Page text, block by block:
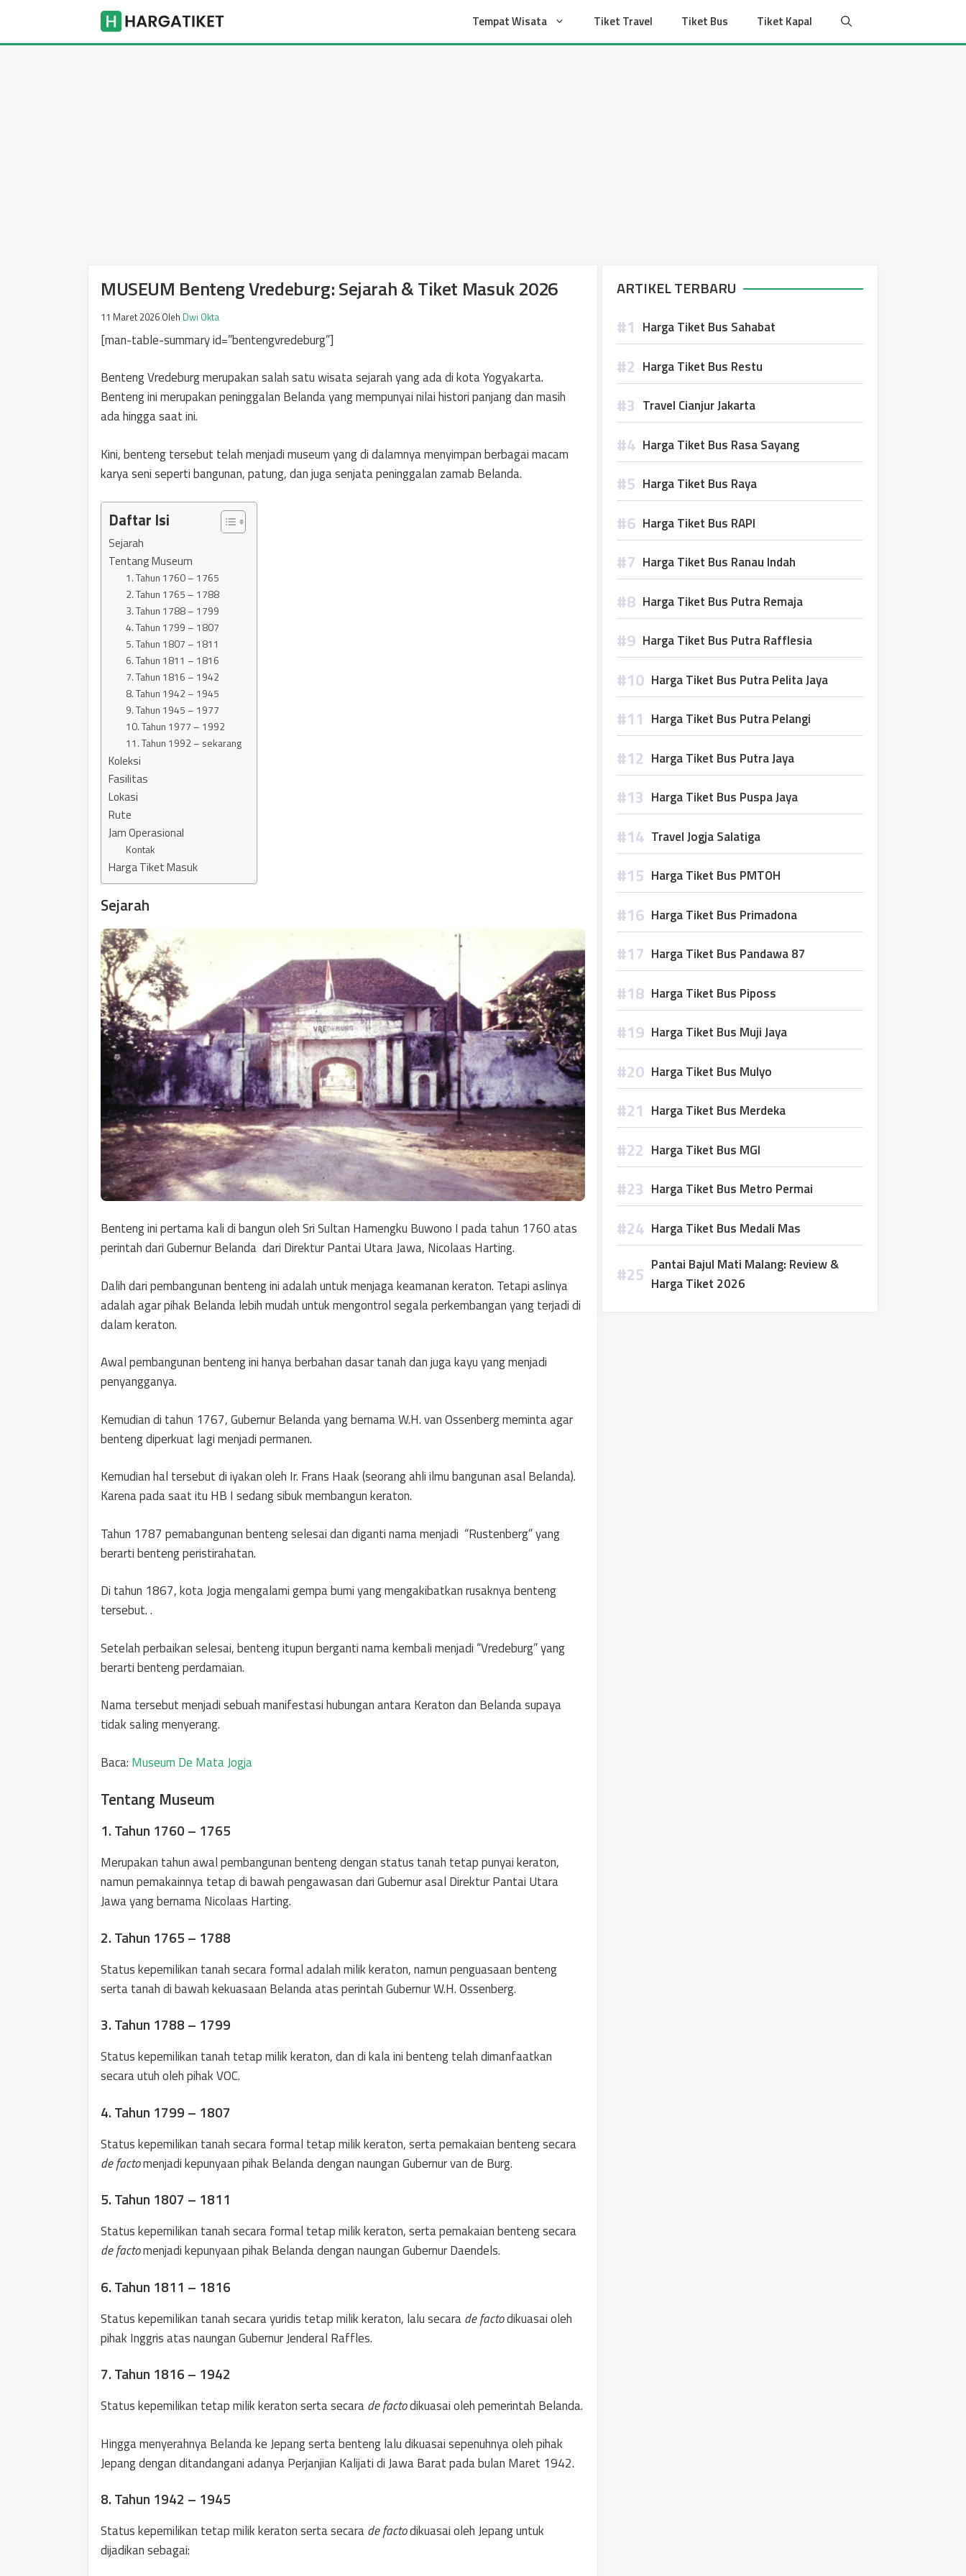
isi
Tempat Wisata Tiket Travel Tiket Bus Tiket Kapal
MUSEUM Benteng Vredeburg: Sejarah & Tiket Masuk 2026
11 Maret 2026 Oleh Dwi Okta
[man-table-summary id=”bentengvredeburg”]
Benteng Vredeburg merupakan salah satu wisata sejarah yang ada di kota Yogyakarta.
Benteng ini merupakan peninggalan Belanda yang mempunyai nilai histori panjang dan masih
ada hingga saat ini.
Kini, benteng tersebut telah menjadi museum yang di dalamnya menyimpan berbagai macam
karya seni seperti bangunan, patung, dan juga senjata peninggalan zamab Belanda.
Daftar Isi
Sejarah
Tentang Museum
1. Tahun 1760 – 1765
2. Tahun 1765 – 1788
3. Tahun 1788 – 1799
4. Tahun 1799 – 1807
5. Tahun 1807 – 1811
6. Tahun 1811 – 1816
7. Tahun 1816 – 1942
8. Tahun 1942 – 1945
9. Tahun 1945 – 1977
10. Tahun 1977 – 1992
11. Tahun 1992 – sekarang
Koleksi
Fasilitas
Lokasi
Rute
Jam Operasional
Kontak
Harga Tiket Masuk
Sejarah
Benteng ini pertama kali di bangun oleh Sri Sultan Hamengku Buwono I pada tahun 1760 atas
perintah dari Gubernur Belanda dari Direktur Pantai Utara Jawa, Nicolaas Harting.
Dalih dari pembangunan benteng ini adalah untuk menjaga keamanan keraton. Tetapi aslinya
adalah agar pihak Belanda lebih mudah untuk mengontrol segala perkembangan yang terjadi di
dalam keraton.
Awal pembangunan benteng ini hanya berbahan dasar tanah dan juga kayu yang menjadi
penyangganya.
Kemudian di tahun 1767, Gubernur Belanda yang bernama W.H. van Ossenberg meminta agar
benteng diperkuat lagi menjadi permanen.
Kemudian hal tersebut di iyakan oleh Ir. Frans Haak (seorang ahli ilmu bangunan asal Belanda).
Karena pada saat itu HB I sedang sibuk membangun keraton.
Tahun 1787 pemabangunan benteng selesai dan diganti nama menjadi “Rustenberg” yang
berarti benteng peristirahatan.
Di tahun 1867, kota Jogja mengalami gempa bumi yang mengakibatkan rusaknya benteng
tersebut. .
Setelah perbaikan selesai, benteng itupun berganti nama kembali menjadi “Vredeburg” yang
berarti benteng perdamaian.
Nama tersebut menjadi sebuah manifestasi hubungan antara Keraton dan Belanda supaya
tidak saling menyerang.
Baca: Museum De Mata Jogja
Tentang Museum
1. Tahun 1760 – 1765
Merupakan tahun awal pembangunan benteng dengan status tanah tetap punyai keraton,
namun pemakainnya tetap di bawah pengawasan dari Gubernur asal Direktur Pantai Utara
Jawa yang bernama Nicolaas Harting.
2. Tahun 1765 – 1788
Status kepemilikan tanah secara formal adalah milik keraton, namun penguasaan benteng
serta tanah di bawah kekuasaan Belanda atas perintah Gubernur W.H. Ossenberg.
3. Tahun 1788 – 1799
Status kepemilikan tanah tetap milik keraton, dan di kala ini benteng telah dimanfaatkan
secara utuh oleh pihak VOC.
4. Tahun 1799 – 1807
Status kepemilikan tanah secara formal tetap milik keraton, serta pemakaian benteng secara
de factomenjadi kepunyaan pihak Belanda dengan naungan Gubernur van de Burg.
5. Tahun 1807 – 1811
Status kepemilikan tanah secara formal tetap milik keraton, serta pemakaian benteng secara
de factomenjadi kepunyaan pihak Belanda dengan naungan Gubernur Daendels.
6. Tahun 1811 – 1816
Status kepemilikan tanah secara yuridis tetap milik keraton, lalu secarade factodikuasai oleh
pihak Inggris atas naungan Gubernur Jenderal Raffles.
7. Tahun 1816 – 1942
Status kepemilikan tetap milik keraton serta secarade factodikuasai oleh pemerintah Belanda.
Hingga menyerahnya Belanda ke Jepang serta benteng lalu dikuasai sepenuhnya oleh pihak
Jepang dengan ditandangani adanya Perjanjian Kalijati di Jawa Barat pada bulan Maret 1942.
8. Tahun 1942 – 1945
Status kepemilikan tetap milik keraton serta secarade factodikuasai oleh Jepang untuk
dijadikan sebagai:
ARTIKEL TERBARU
Harga Tiket Bus Sahabat
Harga Tiket Bus Restu
Travel Cianjur Jakarta
Harga Tiket Bus Rasa Sayang
Harga Tiket Bus Raya
Harga Tiket Bus RAPI
Harga Tiket Bus Ranau Indah
Harga Tiket Bus Putra Remaja
Harga Tiket Bus Putra Rafflesia
Harga Tiket Bus Putra Pelita Jaya
Harga Tiket Bus Putra Pelangi
Harga Tiket Bus Putra Jaya
Harga Tiket Bus Puspa Jaya
Travel Jogja Salatiga
Harga Tiket Bus PMTOH
Harga Tiket Bus Primadona
Harga Tiket Bus Pandawa 87
Harga Tiket Bus Piposs
Harga Tiket Bus Muji Jaya
Harga Tiket Bus Mulyo
Harga Tiket Bus Merdeka
Harga Tiket Bus MGI
Harga Tiket Bus Metro Permai
Harga Tiket Bus Medali Mas
Pantai Bajul Mati Malang: Review &
Harga Tiket 2026